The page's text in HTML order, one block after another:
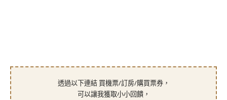
透過以下連結 買機票/訂房/購買票券，
可以讓我獲取小小回饋，